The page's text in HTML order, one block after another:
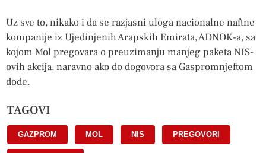
Uz sve to, nikako i da se razjasni uloga nacionalne naftne
kompanije iz Ujedinjenih Arapskih Emirata, ADNOK-a, sa
kojom Mol pregovara o preuzimanju manjeg paketa NIS-
ovih akcija, naravno ako do dogovora sa Gaspromnjeftom
dođe.
TAGOVI
GAZPROM MOL NIS PREGOVORI